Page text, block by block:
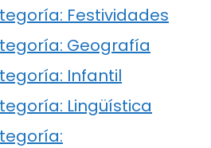
Festividades
Geografía
Infantil
Lingüística